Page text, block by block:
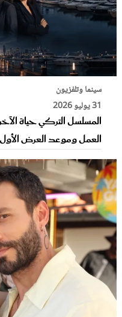
سينما وتلفزيون
31 يوليو 2026
المسلسل التركي حياة
العمل وموعد العرض الأول